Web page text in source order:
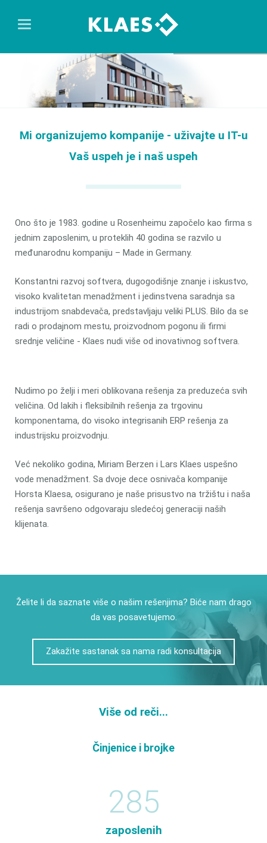
Mi organizujemo kompanije - uživajte u IT-u
Vaš uspeh je i naš uspeh
Ono što je 1983. godine u Rosenheimu započelo kao firma s
jednim zaposlenim, u proteklih 40 godina se razvilo u
međunarodnu kompaniju – Made in Germany.
Konstantni razvoj softvera, dugogodišnje znanje i iskustvo,
visoko kvalitetan menadžment i jedinstvena saradnja sa
industrijom snabdevača, predstavljaju veliki PLUS. Bilo da se
radi o prodajnom mestu, proizvodnom pogonu ili firmi
srednje veličine - Klaes nudi više od inovativnog softvera.
Nudimo po želji i meri oblikovana rešenja za preduzeća svih
veličina. Od lakih i fleksibilnih rešenja za trgovinu
komponentama, do visoko integrisanih ERP rešenja za
industrijsku proizvodnju.
Već nekoliko godina, Miriam Berzen i Lars Klaes uspešno
vode menadžment. Sa dvoje dece osnivača kompanije
Horsta Klaesa, osigurano je naše prisustvo na tržištu i naša
rešenja savršeno odgovaraju sledećoj generaciji naših
klijenata.
Želite li da saznate više o našim rešenjima? Biće nam drago
da vas posavetujemo.
Zakažite sastanak sa nama radi konsultacija
Više od reči...
Činjenice i brojke
285
zaposlenih